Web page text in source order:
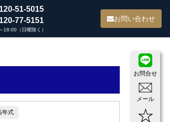
51-5015
77-5151
18:00（日曜除く）
お問い合わせ
お問合せ
メール
年式